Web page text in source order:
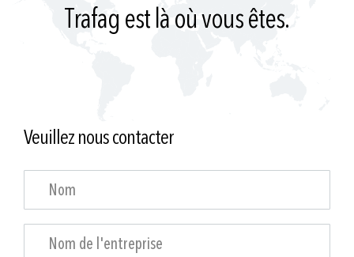
Trafag est là où vous êtes.
Veuillez nous contacter